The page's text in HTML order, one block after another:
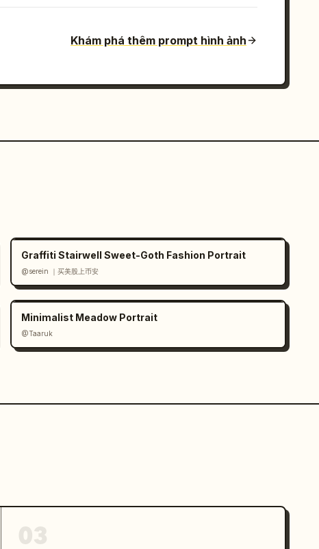
Khám phá thêm prompt hình ảnh
Graffiti Stairwell Sweet-Goth Fashion Portrait
@serein ｜买美股上币安
Minimalist Meadow Portrait
@Taaruk